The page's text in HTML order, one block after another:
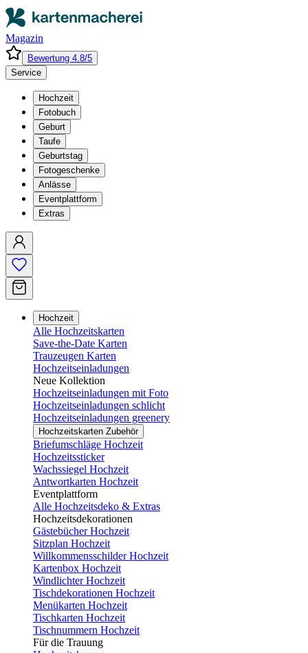
Magazin
Bewertung 4.8/5
Service
Hochzeit
Fotobuch
Geburt
Taufe
Geburtstag
Fotogeschenke
Anlässe
Eventplattform
Extras
Hochzeit
Alle Hochzeitskarten
Save-the-Date Karten
Trauzeugen Karten
Hochzeitseinladungen
Neue Kollektion
Hochzeitseinladungen mit Foto
Hochzeitseinladungen schlicht
Hochzeitseinladungen greenery
Hochzeitskarten Zubehör
Briefumschläge Hochzeit
Hochzeitssticker
Wachssiegel Hochzeit
Antwortkarten Hochzeit
Eventplattform
Alle Hochzeitsdeko & Extras
Hochzeitsdekorationen
Gästebücher Hochzeit
Sitzplan Hochzeit
Willkommensschilder Hochzeit
Kartenbox Hochzeit
Windlichter Hochzeit
Tischdekorationen Hochzeit
Menükarten Hochzeit
Tischkarten Hochzeit
Tischnummern Hochzeit
Für die Trauung